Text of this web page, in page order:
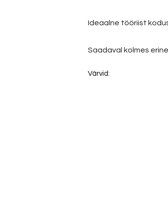
Ideaalne tööriist
Saadaval kolmes
Värvid: